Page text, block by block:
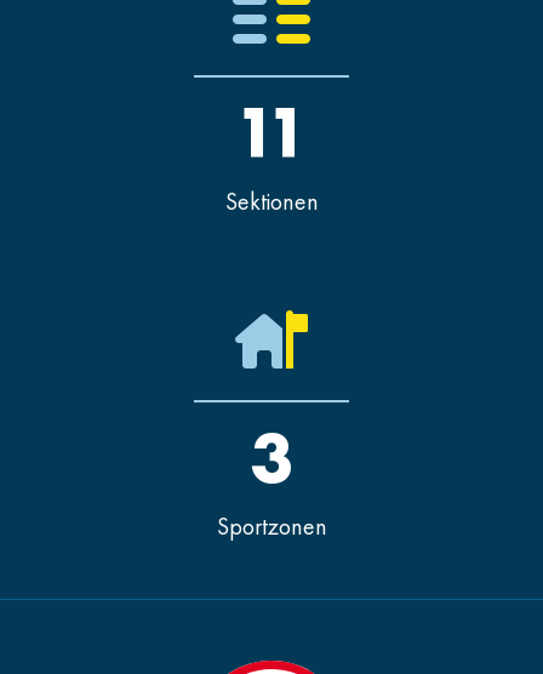
Sektionen
11
Sportzonen
3